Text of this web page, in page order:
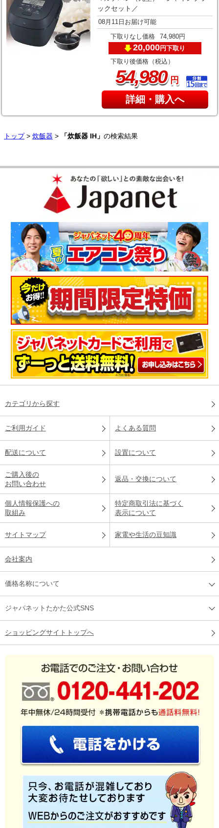
ックセット／
08月11日お届け可能
下取りなし価格 74,980円
20,000円下取り
下取り後価格（税込）
54,980円
詳細・購入へ
トップ> 炊飯器 > 「炊飯器 IH」 の検索結果
カテゴリから探す
ご利用ガイド よくある質問
配送について 設置について
ご購入後の
お問い合わせ
返品・交換について
個人情報保護への
取組み
特定商取引法に基づく
表示について
サイトマップ 家電や生活の豆知識
会社案内
価格名称について
ジャパネットたかた公式SNS
ショッピングサイトトップへ